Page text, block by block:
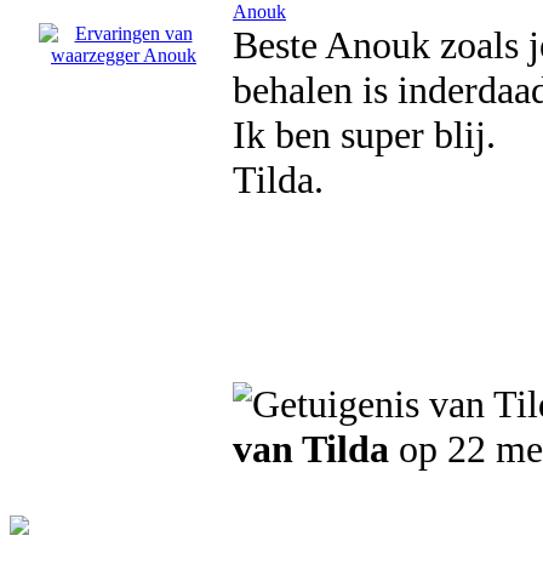
Anouk
Beste Anouk zoals
behalen is
Ik ben super blij.
Tilda.
van Tilda op 22